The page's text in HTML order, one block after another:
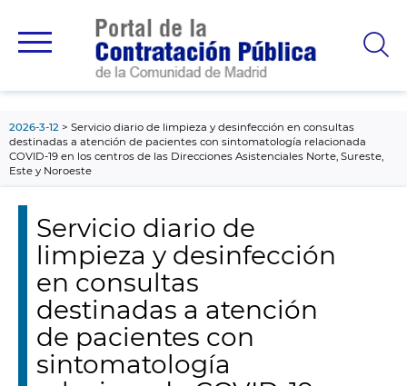
principal
2026-3-12
Servicio diario de limpieza y desinfección en consultas
destinadas a atención de pacientes con sintomatología relacionada
COVID-19 en los centros de las Direcciones Asistenciales Norte, Sureste,
Este y Noroeste
Servicio diario de
limpieza y desinfección
en consultas
destinadas a atención
de pacientes con
sintomatología